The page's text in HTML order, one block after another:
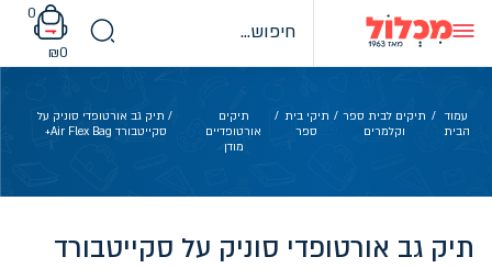
content
0
₪0
עמוד
הבית
/ תיקים לבית ספר
וקלמרים
/ תיקי בית
ספר
/
תיקים
אורטופדיים
מודן
/ תיק גב אורטופדי סוניק על
סקייטבורד Air Flex Bag+
תיק גב אורטופדי סוניק על סקייטבורד